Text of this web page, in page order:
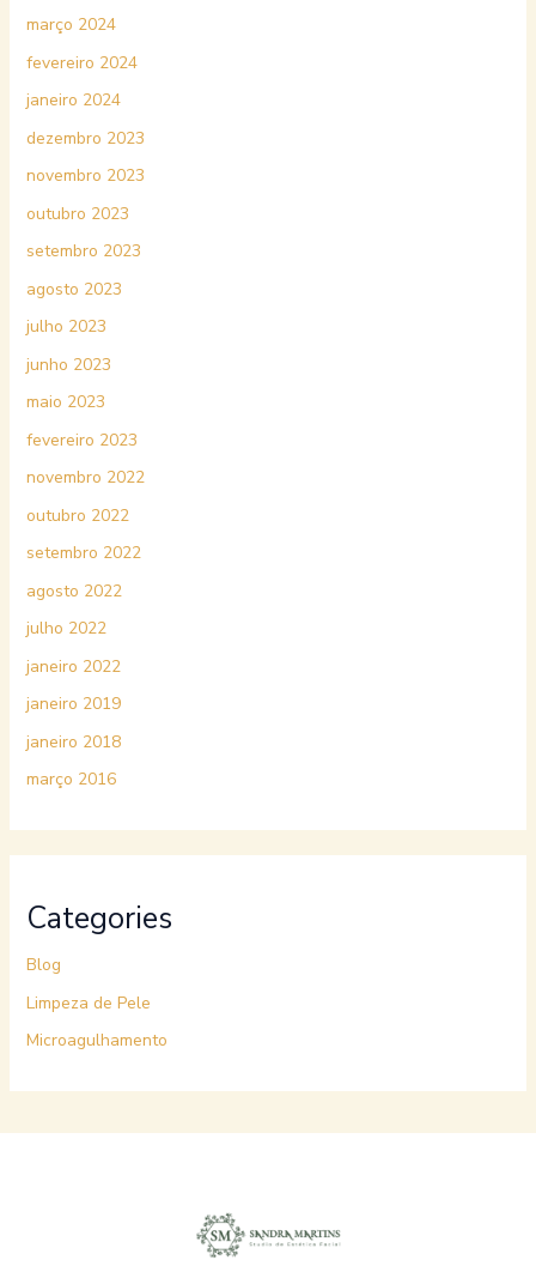
março 2024
fevereiro 2024
janeiro 2024
dezembro 2023
novembro 2023
outubro 2023
setembro 2023
agosto 2023
julho 2023
junho 2023
maio 2023
fevereiro 2023
novembro 2022
outubro 2022
setembro 2022
agosto 2022
julho 2022
janeiro 2022
janeiro 2019
janeiro 2018
março 2016
Categories
Blog
Limpeza de Pele
Microagulhamento